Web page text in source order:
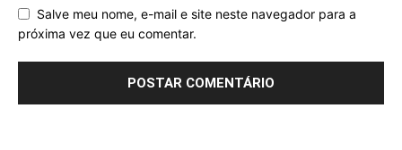
Salve meu nome, e-mail e site neste navegador para a
próxima vez que eu comentar.